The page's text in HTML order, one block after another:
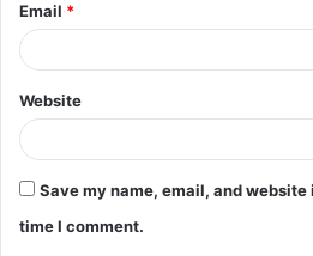
Email *
Website
Save my name, email, and
time I comment.